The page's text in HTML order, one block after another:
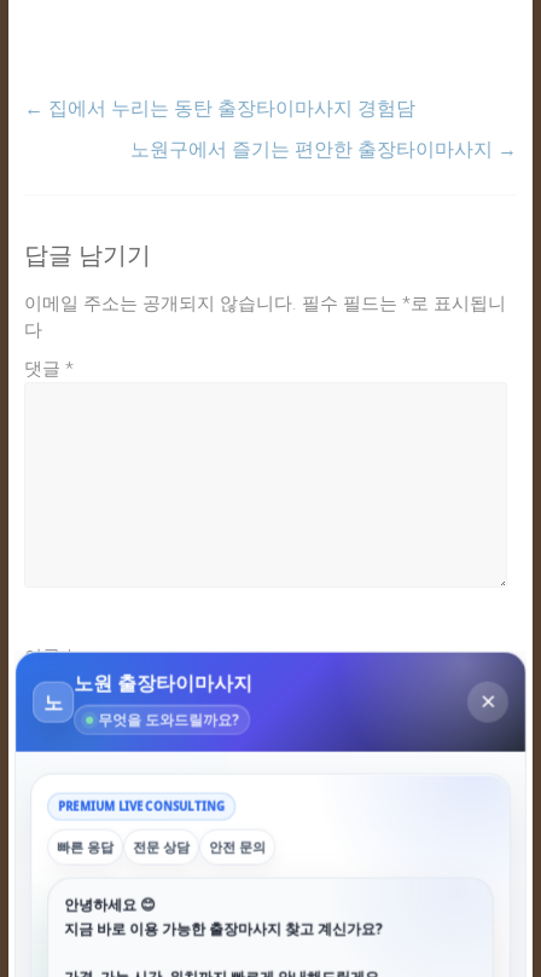
← 집에서 누리는 동탄 출장타이마사지 경험담
노원구에서 즐기는 편안한 출장타이마사지 →
답글 남기기
이메일 주소는 공개되지 않습니다. 필수 필드는 *로 표시됩니
다
댓글 *
이름*